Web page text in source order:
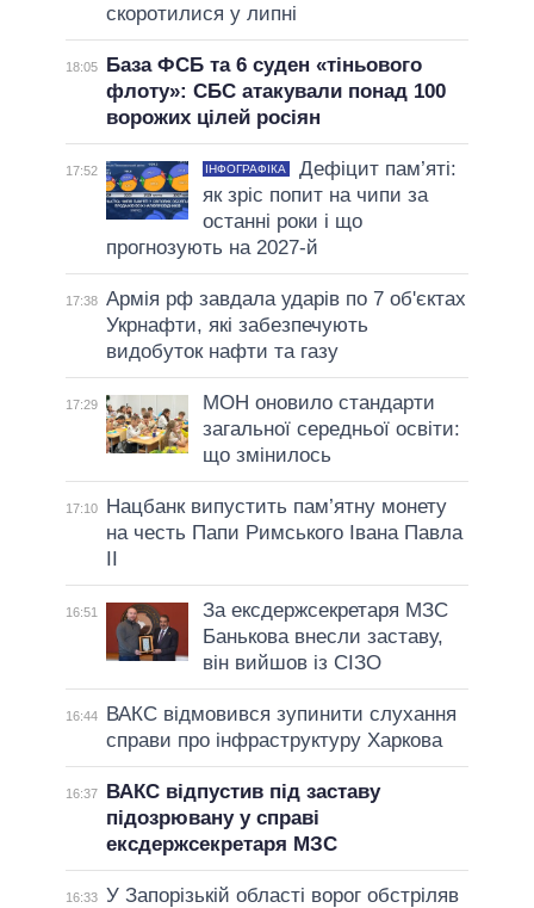
скоротилися у липні
18:05
База ФСБ та 6 суден «тіньового
флоту»: СБС атакували понад 100
ворожих цілей росіян
17:52 ІНФОГРАФІКА
Дефіцит пам’яті:
як зріс попит на чипи за
останні роки і що
прогнозують на 2027-й
17:38 Армія рф завдала ударів по 7 об'єктах
Укрнафти, які забезпечують
видобуток нафти та газу
17:29
МОН оновило стандарти
загальної середньої освіти:
що змінилось
17:10
Нацбанк випустить пам’ятну монету
на честь Папи Римського Івана Павла
II
16:51
За ексдержсекретаря МЗС
Банькова внесли заставу,
він вийшов із СІЗО
16:44
ВАКС відмовився зупинити слухання
справи про інфраструктуру Харкова
16:37
ВАКС відпустив під заставу
підозрювану у справі
ексдержсекретаря МЗС
16:33 У Запорізькій області ворог обстріляв